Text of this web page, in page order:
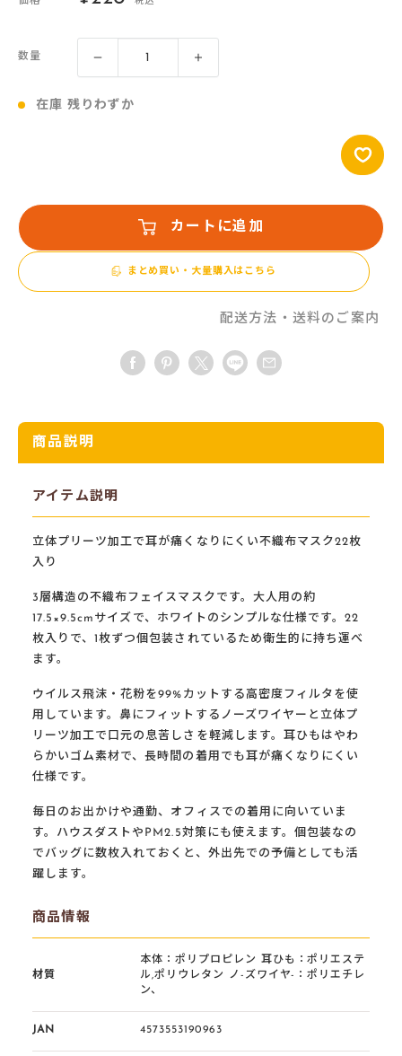
価
格
数量
在庫 残りわずか
カートに追加
まとめ買い・大量購入はこちら
配送方法・送料のご案内
商品説明
アイテム説明
立体プリーツ加工で耳が痛くなりにくい不織布マスク22枚
入り
3層構造の不織布フェイスマスクです。大人用の約
17.5×9.5cmサイズで、ホワイトのシンプルな仕様です。22
枚入りで、1枚ずつ個包装されているため衛生的に持ち運べ
ます。
ウイルス飛沫・花粉を99%カットする高密度フィルタを使
用しています。鼻にフィットするノーズワイヤーと立体プ
リーツ加工で口元の息苦しさを軽減します。耳ひもはやわ
らかいゴム素材で、長時間の着用でも耳が痛くなりにくい
仕様です。
毎日のお出かけや通勤、オフィスでの着用に向いていま
す。ハウスダストやPM2.5対策にも使えます。個包装なの
でバッグに数枚入れておくと、外出先での予備としても活
躍します。
商品情報
材質
本体：ポリプロピレン 耳ひも：ポリエステ
ル,ポリウレタン ノ-ズワイヤ-：ポリエチレ
ン、
JAN 4573553190963